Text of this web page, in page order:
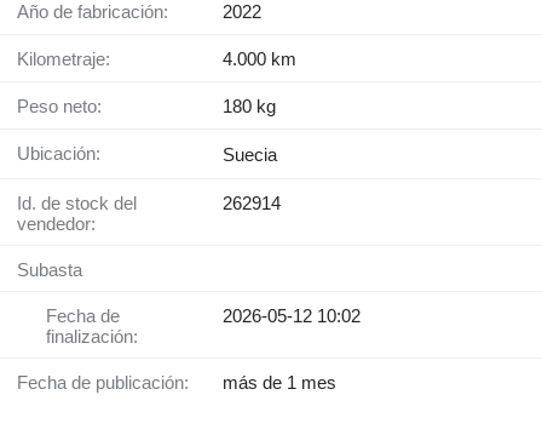
Año de fabricación: 2022
Kilometraje: 4.000 km
Peso neto: 180 kg
Ubicación: Suecia
Id. de stock del
vendedor:
262914
Subasta
Fecha de
finalización:
2026-05-12 10:02
Fecha de publicación: más de 1 mes